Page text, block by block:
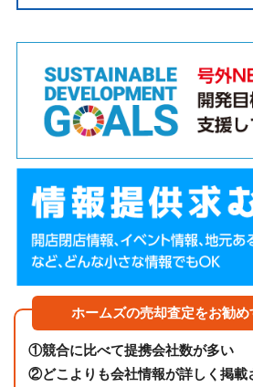
ホームズの売却査定をお勧め
①競合に比べて提携会社数が多い
②どこよりも会社情報が詳しく掲載